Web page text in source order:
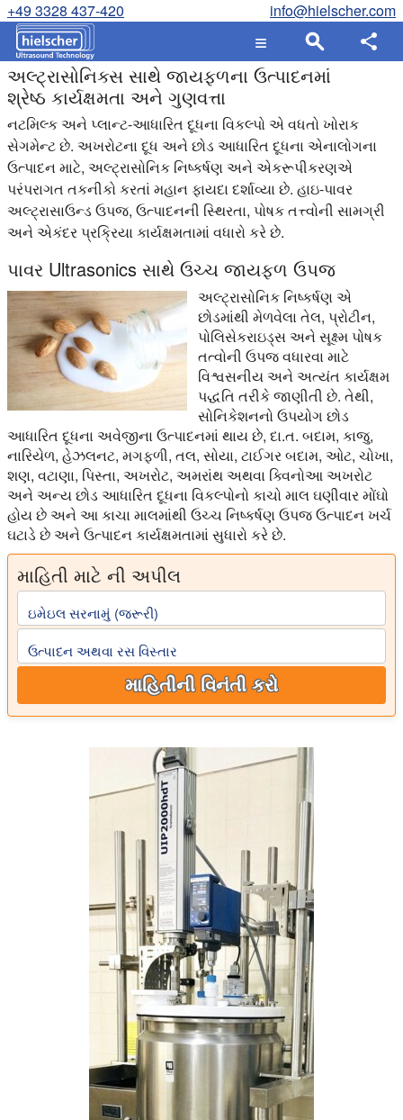
+49 3328 437-420 info@hielscher.com
અલ્ટ્રાસોનિક્સ સાથે જાયફળના ઉત્પાદનમાં
શ્રેષ્ઠ કાર્યક્ષમતા અને ગુણવત્તા
નટમિલ્ક અને પ્લાન્ટ-આધારિત દૂધના વિકલ્પો એ વધતો ખોરાક
સેગમેન્ટ છે. અખરોટના દૂધ અને છોડ આધારિત દૂધના એનાલોગના
ઉત્પાદન માટે, અલ્ટ્રાસોનિક નિષ્કર્ષણ અને એકરૂપીકરણએ
પરંપરાગત તકનીકો કરતાં મહાન ફાયદા દર્શાવ્યા છે. હાઇ-પાવર
અલ્ટ્રાસાઉન્ડ ઉપજ, ઉત્પાદનની સ્થિરતા, પોષક તત્ત્વોની સામગ્રી
અને એકંદર પ્રક્રિયા કાર્યક્ષમતામાં વધારો કરે છે.
પાવર Ultrasonics સાથે ઉચ્ચ જાયફળ ઉપજ
અલ્ટ્રાસોનિક નિષ્કર્ષણ એ
છોડમાંથી મેળવેલા તેલ, પ્રોટીન,
પોલિસેકરાઇડ્સ અને સૂક્ષ્મ પોષક
તત્વોની ઉપજ વધારવા માટે
વિશ્વસનીય અને અત્યંત કાર્યક્ષમ
પદ્ધતિ તરીકે જાણીતી છે. તેથી,
સોનિકેશનનો ઉપયોગ છોડ
આધારિત દૂધના અવેજીના ઉત્પાદનમાં થાય છે, દા.ત. બદામ, કાજુ,
નારિયેળ, હેઝલનટ, મગફળી, તલ, સોયા, ટાઈગર બદામ, ઓટ, ચોખા,
શણ, વટાણા, પિસ્તા, અખરોટ, અમરાંથ અથવા ક્વિનોઆ અખરોટ
અને અન્ય છોડ આધારિત દૂધના વિકલ્પોનો કાચો માલ ઘણીવાર મોંઘો
હોય છે અને આ કાચા માલમાંથી ઉચ્ચ નિષ્કર્ષણ ઉપજ ઉત્પાદન ખર્ચ
ઘટાડે છે અને ઉત્પાદન કાર્યક્ષમતામાં સુધારો કરે છે.
માહિતી માટે ની અપીલ
ઇમેઇલ સરનામું (જરૂરી)
ઉત્પાદન અથવા રસ વિસ્તાર
માહિતીની વિનંતી કરો